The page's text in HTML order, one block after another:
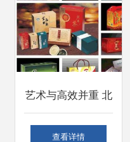
统动态
艺术与高效并重 北
京高品质包装与印
查看详情